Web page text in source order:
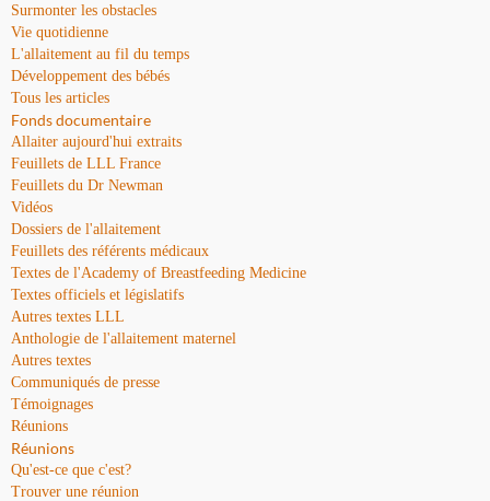
Surmonter les obstacles
Vie quotidienne
L'allaitement au fil du temps
Développement des bébés
Tous les articles
Fonds documentaire
Allaiter aujourd'hui extraits
Feuillets de LLL France
Feuillets du Dr Newman
Vidéos
Dossiers de l'allaitement
Feuillets des référents médicaux
Textes de l'Academy of Breastfeeding Medicine
Textes officiels et législatifs
Autres textes LLL
Anthologie de l'allaitement maternel
Autres textes
Communiqués de presse
Témoignages
Réunions
Réunions
Qu'est-ce que c'est?
Trouver une réunion